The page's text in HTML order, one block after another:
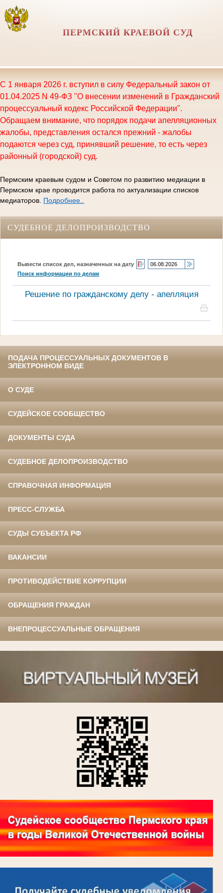
ПЕРМСКИЙ КРАЕВОЙ СУД
С 1 января 2026 г. вступил в силу Федеральный закон от
01.04.2025 N 49-ФЗ "О внесении изменений в Гражданский
процессуальный кодекс Российской Федерации".
Обращаем внимание, что порядок подачи апелляционных
жалобы, представления остался прежний - жалобы
подаются через суд, принявший решение, то есть через
районный (городской) суд.
Пермским краевым судом и Советом по развитию медиации в
Пермском крае проводится работа по актуализации списков
медиаторов. Подробнее..
СУДЕБНОЕ ДЕЛОПРОИЗВОДСТВО
Вывести список дел, назначенных на дату
Поиск информации по делам
Решение по гражданскому делу - апелляция
ПОДАЧА ПРОЦЕССУАЛЬНЫХ ДОКУМЕНТОВ В
ЭЛЕКТРОННОМ ВИДЕ
О СУДЕ
СУДЕЙСКОЕ СООБЩЕСТВО
ДОКУМЕНТЫ СУДА
СУДЕБНОЕ ДЕЛОПРОИЗВОДСТВО
СПРАВОЧНАЯ ИНФОРМАЦИЯ
ПРЕСС-СЛУЖБА
СУДЫ СУБЪЕКТА РФ
ВАКАНСИИ
ПРОТИВОДЕЙСТВИЕ КОРРУПЦИИ
ОБРАЩЕНИЯ ГРАЖДАН
ВНЕПРОЦЕССУАЛЬНЫЕ ОБРАЩЕНИЯ